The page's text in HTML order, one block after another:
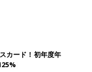
カード！初年度年